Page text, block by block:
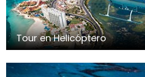
Tour en Helicóptero